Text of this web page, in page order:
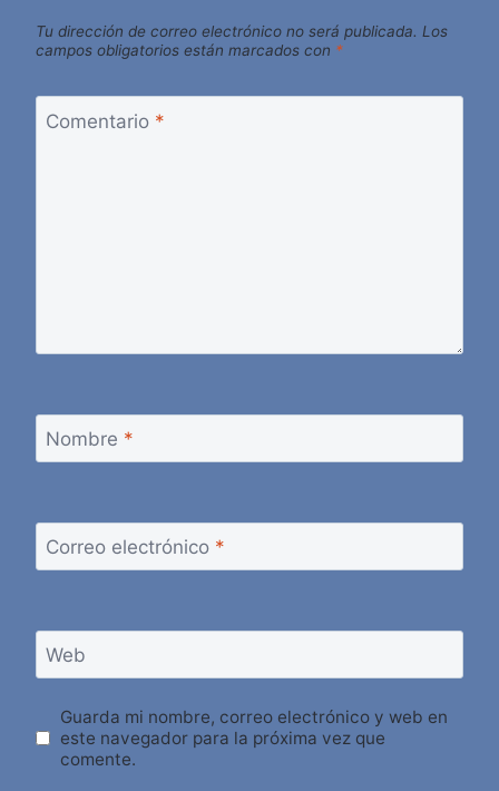
Tu dirección de correo electrónico no será publicada. Los
campos obligatorios están marcados con *
Comentario *
Nombre *
Correo electrónico *
Web
Guarda mi nombre, correo electrónico y web en
este navegador para la próxima vez que
comente.